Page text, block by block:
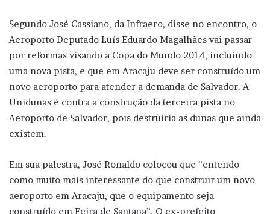
Segundo José Cassiano, da Infraero, disse no encontro, o
Aeroporto Deputado Luís Eduardo Magalhães vai passar
por reformas visando a Copa do Mundo 2014, incluindo
uma nova pista, e que em Aracaju deve ser construído um
novo aeroporto para atender a demanda de Salvador. A
Unidunas é contra a construção da terceira pista no
Aeroporto de Salvador, pois destruiria as dunas que ainda
existem.
Em sua palestra, José Ronaldo colocou que “entendo
como muito mais interessante do que construir um novo
aeroporto em Aracaju, que o equipamento seja
construído em Feira de Santana”. O ex-prefeito